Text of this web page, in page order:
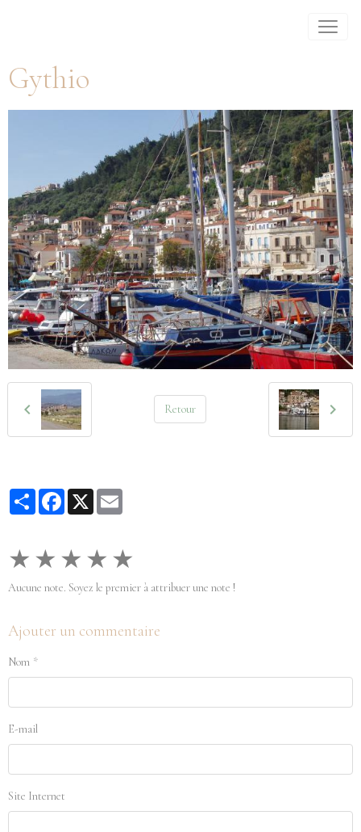
Gythio
Retour
PartagerFacebook
X
★ ★ ★ ★ ★
Aucune note. Soyez le premier à attribuer une note !
Ajouter un commentaire
Nom
E-mail
Site Internet